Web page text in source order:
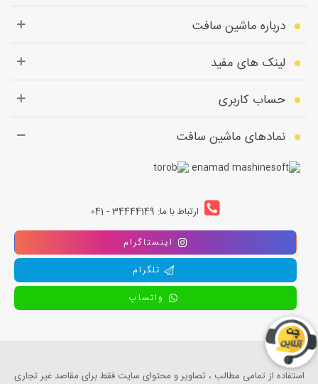
درباره ماشین سافت
لینک های مفید
حساب کاربری
نمادهای ماشین سافت
ارتباط با ما: 34444149 - 041
اینستاگرام
تلگرام
واتساپ
استفاده از تمامی مطالب ، تصاویر و محتوای سايت فقط برای مقاصد غیر تجاری